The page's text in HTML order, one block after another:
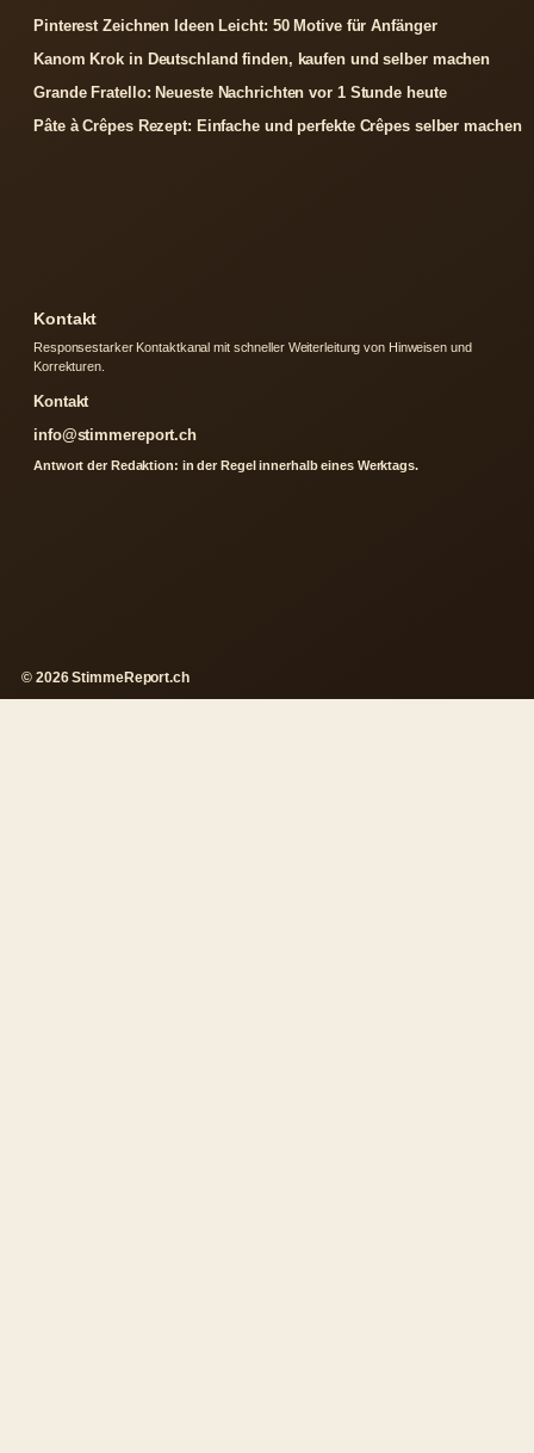
Pinterest Zeichnen Ideen Leicht: 50 Motive für Anfänger
Kanom Krok in Deutschland finden, kaufen und selber machen
Grande Fratello: Neueste Nachrichten vor 1 Stunde heute
Pâte à Crêpes Rezept: Einfache und perfekte Crêpes selber machen
Kontakt
Responsestarker Kontaktkanal mit schneller Weiterleitung von Hinweisen und
Korrekturen.
Kontakt
info@stimmereport.ch
Antwort der Redaktion: in der Regel innerhalb eines Werktags.
© 2026 StimmeReport.ch